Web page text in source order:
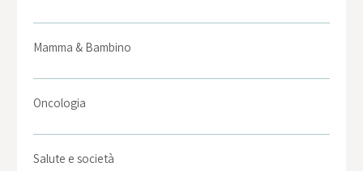
Mamma & Bambino
Oncologia
Salute e società